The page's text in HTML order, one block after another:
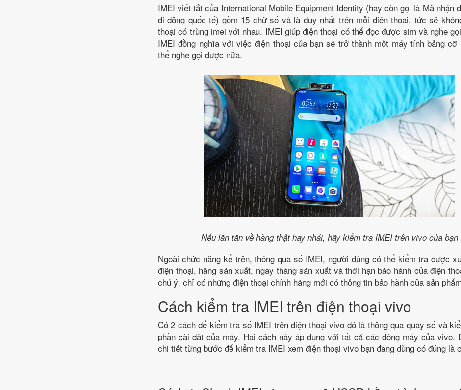
IMEI viết tắt của International Mobile Equipment Identity (hay còn gọi là Mã nhận
di động quốc tế) gồm 15 chữ số và là duy nhất trên mỗi điện thoại, tức sẽ
thoại có trùng imei với nhau. IMEI giúp điện thoại có thể đọc được sim và nghe
IMEI đồng nghĩa với việc điện thoại của bạn sẽ trở thành một máy tính bảng cỡ
thể nghe gọi được nữa.
Nếu lăn tăn về hàng thật hay nhái, hãy kiểm tra IMEI trên vivo của bạn
Ngoài chức năng kể trên, thông qua số IMEI, người dùng có thể kiểm tra được
điện thoại, hãng sản xuất, ngày tháng sản xuất và thời hạn bảo hành của điện
chú ý, chỉ có những điện thoại chính hãng mới có thông tin bảo hành của sản
Cách kiểm tra IMEI trên điện thoại vivo
Có 2 cách để kiểm tra số IMEI trên điện thoại vivo đó là thông qua quay số và
phần cài đặt của máy. Hai cách này áp dụng với tất cả các dòng máy của vivo.
chi tiết từng bước để kiểm tra IMEI xem điện thoại vivo bạn đang dùng có đúng là